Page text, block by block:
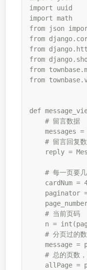
import uuid
import math
from json
from
from
from
from
from
def
    # 留言数据
messages =
# 留言回复
reply =
# 每一页要
cardNum =
paginator
    # 当前页码
n =
# 分页过的
message =
# 总的页数
allPage =